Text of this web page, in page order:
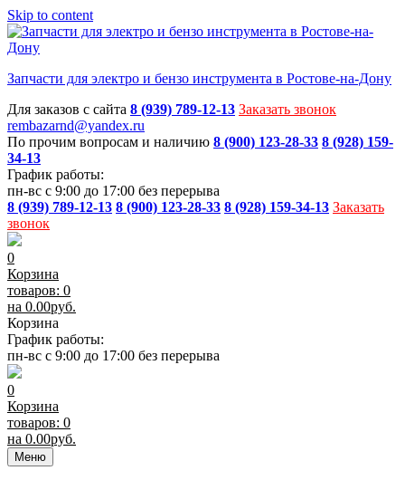
Skip to content
Запчасти для электро и бензо инструмента в Ростове-на-Дону
Для заказов с сайта 8 (939) 789-12-13 Заказать звонок
rembazarnd@yandex.ru
По прочим вопросам и наличию 8 (900) 123-28-33 8 (928) 159-
34-13
График работы:
пн-вс с 9:00 до 17:00 без перерыва
8 (939) 789-12-13 8 (900) 123-28-33 8 (928) 159-34-13 Заказать
звонок
0
Корзина
товаров: 0
на 0.00руб.
Корзина
График работы:
пн-вс с 9:00 до 17:00 без перерыва
0
Корзина
товаров: 0
на 0.00руб.
Меню